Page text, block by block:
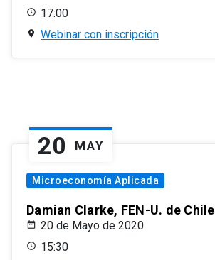
17:00
Webinar con inscripción
20 MAY
Microeconomía Aplicada
Damian Clarke, FEN-U. de Chile
20 de Mayo de 2020
15:30